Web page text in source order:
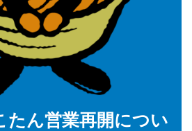
たん営業再開につい